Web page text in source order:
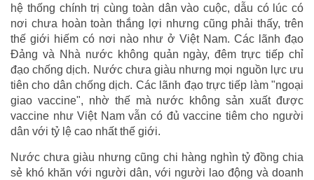
hệ thống chính trị cùng toàn dân vào cuộc, dẫu có lúc có
nơi chưa hoàn toàn thắng lợi nhưng cũng phải thấy, trên
thế giới hiếm có nơi nào như ở Việt Nam. Các lãnh đạo
Đảng và Nhà nước không quản ngày, đêm trực tiếp chỉ
đạo chống dịch. Nước chưa giàu nhưng mọi nguồn lực ưu
tiên cho dân chống dịch. Các lãnh đạo trực tiếp làm "ngoại
giao vaccine", nhờ thế mà nước không sản xuất được
vaccine như Việt Nam vẫn có đủ vaccine tiêm cho người
dân với tỷ lệ cao nhất thế giới.
Nước chưa giàu nhưng cũng chi hàng nghìn tỷ đồng chia
sẻ khó khăn với người dân, với người lao động và doanh